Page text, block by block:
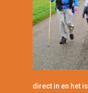
direct in en het